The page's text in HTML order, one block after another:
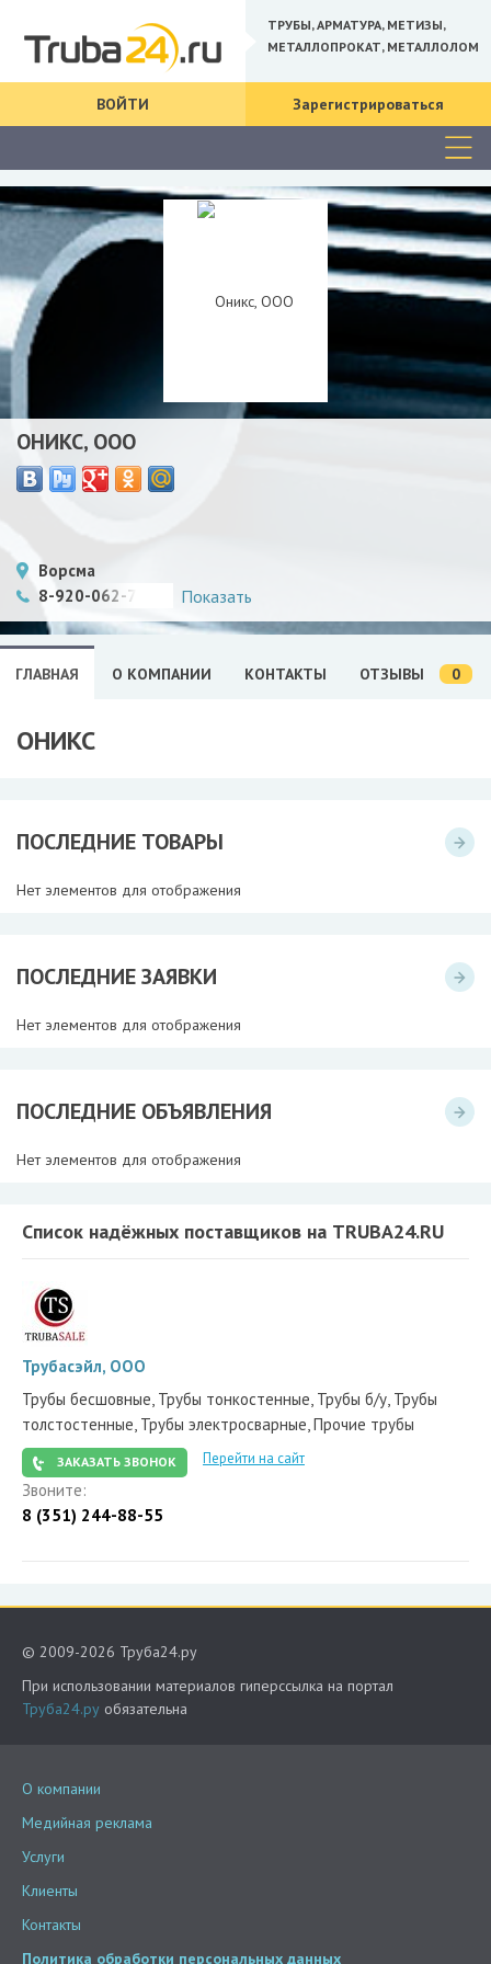
ТРУБЫ, АРМАТУРА, МЕТИЗЫ,
МЕТАЛЛОПРОКАТ, МЕТАЛЛОЛОМ
ВОЙТИ Зарегистрироваться
ОНИКС, ООО
Ворсма
8-920-062-79-77
Показать
ГЛАВНАЯ О КОМПАНИИ КОНТАКТЫ ОТЗЫВЫ 0
ОНИКС
ПОСЛЕДНИЕ ТОВАРЫ
Нет элементов для отображения
ПОСЛЕДНИЕ ЗАЯВКИ
Нет элементов для отображения
ПОСЛЕДНИЕ ОБЪЯВЛЕНИЯ
Нет элементов для отображения
Список надёжных поставщиков на TRUBA24.RU
Трубасэйл, ООО
Трубы бесшовные, Трубы тонкостенные, Трубы б/у, Трубы
толстостенные, Трубы электросварные, Прочие трубы
ЗАКАЗАТЬ ЗВОНОК Перейти на сайт
Звоните:
8 (351) 244-88-55
© 2009-2026 Труба24.ру
При использовании материалов гиперссылка на портал
Труба24.ру обязательна
О компании
Медийная реклама
Услуги
Клиенты
Контакты
Политика обработки персональных данных